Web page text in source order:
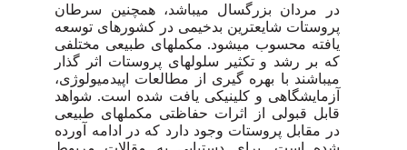
در مردان بزرگسال می­باشد، هم­چنین سرطان
پروستات شایع­ترین بدخیمی در کشورهای توسعه
یافته محسوب می­شود. مکمل­های طبیعی مختلفی
که بر رشد و تکثیر سلول­های پروستات اثر گذار
می­باشند با بهره گیری از مطالعات اپیدمیولوژی،
آزمایشگاهی و کلینیکی یافت شده است. شواهد
قابل قبولی از اثرات حفاظتی مکمل­های ­طبیعی
در مقابل پروستات وجود دارد که در ادامه آورده